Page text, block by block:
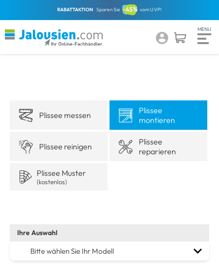
RABATTAKTION Sparen Sie vom UVP!
Plissee messen
Plissee
montieren
Plissee reinigen
Plissee
reparieren
Plissee Muster
(kostenlos)
Bitte wählen Sie Ihr Modell